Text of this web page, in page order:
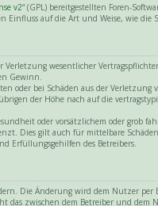
v2“ (GPL) bereitgestellten Foren-
auf die Art und Weise, wie
wesentlicher
Gewinn.
oder bei Schäden aus der
der Höhe nach auf die
oder vorsätzlichem oder grob
Dies gilt auch für mittelbare
Erfüllungsgehilfen des Betreibers.
Die Änderung wird dem Nutzer per
zwischen dem Betreiber und